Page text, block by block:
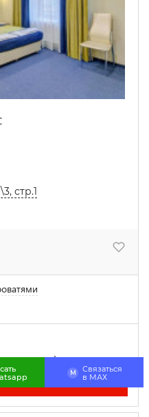
стр.1
номера!
M
Связаться
в МАХ